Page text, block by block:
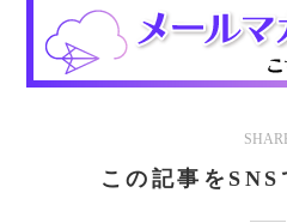
この記事を